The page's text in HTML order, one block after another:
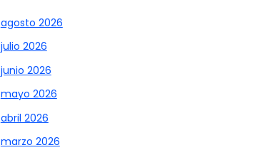
agosto 2026
julio 2026
junio 2026
mayo 2026
abril 2026
marzo 2026